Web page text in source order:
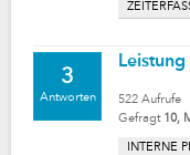
3
Antworten 522 Aufrufe
Gefragt 10,
INTERNE